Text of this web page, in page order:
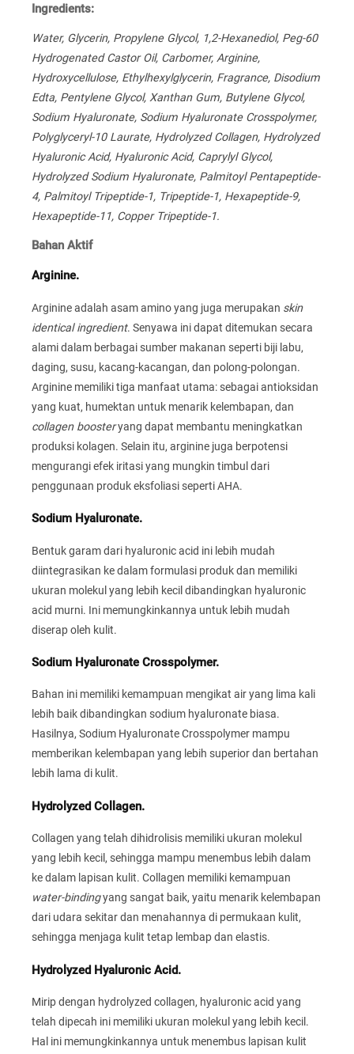
Ingredients:
Water, Glycerin, Propylene Glycol, 1,2-Hexanediol, Peg-60
Hydrogenated Castor Oil, Carbomer, Arginine,
Hydroxycellulose, Ethylhexylglycerin, Fragrance, Disodium
Edta, Pentylene Glycol, Xanthan Gum, Butylene Glycol,
Sodium Hyaluronate, Sodium Hyaluronate Crosspolymer,
Polyglyceryl-10 Laurate, Hydrolyzed Collagen, Hydrolyzed
Hyaluronic Acid, Hyaluronic Acid, Caprylyl Glycol,
Hydrolyzed Sodium Hyaluronate, Palmitoyl Pentapeptide-
4, Palmitoyl Tripeptide-1, Tripeptide-1, Hexapeptide-9,
Hexapeptide-11, Copper Tripeptide-1.
Bahan Aktif
Arginine.
Arginine adalah asam amino yang juga merupakan skin
identical ingredient. Senyawa ini dapat ditemukan secara
alami dalam berbagai sumber makanan seperti biji labu,
daging, susu, kacang-kacangan, dan polong-polongan.
Arginine memiliki tiga manfaat utama: sebagai antioksidan
yang kuat, humektan untuk menarik kelembapan, dan
collagen boosteryang dapat membantu meningkatkan
produksi kolagen. Selain itu, arginine juga berpotensi
mengurangi efek iritasi yang mungkin timbul dari
penggunaan produk eksfoliasi seperti AHA.
Sodium Hyaluronate.
Bentuk garam dari hyaluronic acid ini lebih mudah
diintegrasikan ke dalam formulasi produk dan memiliki
ukuran molekul yang lebih kecil dibandingkan hyaluronic
acid murni. Ini memungkinkannya untuk lebih mudah
diserap oleh kulit.
Sodium Hyaluronate Crosspolymer.
Bahan ini memiliki kemampuan mengikat air yang lima kali
lebih baik dibandingkan sodium hyaluronate biasa.
Hasilnya, Sodium Hyaluronate Crosspolymer mampu
memberikan kelembapan yang lebih superior dan bertahan
lebih lama di kulit.
Hydrolyzed Collagen.
Collagen yang telah dihidrolisis memiliki ukuran molekul
yang lebih kecil, sehingga mampu menembus lebih dalam
ke dalam lapisan kulit. Collagen memiliki kemampuan
water-bindingyang sangat baik, yaitu menarik kelembapan
dari udara sekitar dan menahannya di permukaan kulit,
sehingga menjaga kulit tetap lembap dan elastis.
Hydrolyzed Hyaluronic Acid.
Mirip dengan hydrolyzed collagen, hyaluronic acid yang
telah dipecah ini memiliki ukuran molekul yang lebih kecil.
Hal ini memungkinkannya untuk menembus lapisan kulit